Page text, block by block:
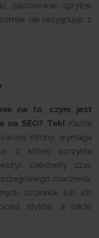
zastosować sprytne
nie rezygnując z
na to, czym jest
na SEO? Tak! Każda
strony, wymaga
z której korzysta
całkowity czas
znaczenia,
czcionek lub ich
stylów, a także